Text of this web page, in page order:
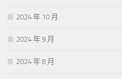
2024 年 10 月
2024 年 9 月
2024 年 8 月